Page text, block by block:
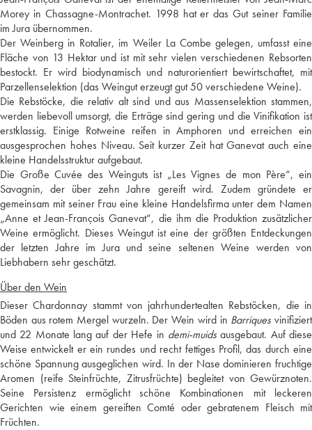
Morey in Chassagne-Montrachet. 1998 hat er das Gut seiner Familie
im Jura übernommen.
Der Weinberg in Rotalier, im Weiler La Combe gelegen, umfasst eine
Fläche von 13 Hektar und ist mit sehr vielen verschiedenen Rebsorten
bestockt. Er wird biodynamisch und naturorientiert bewirtschaftet, mit
Parzellenselektion (das Weingut erzeugt gut 50 verschiedene Weine).
Die Rebstöcke, die relativ alt sind und aus Massenselektion stammen,
werden liebevoll umsorgt, die Erträge sind gering und die Vinifikation ist
erstklassig. Einige Rotweine reifen in Amphoren und erreichen ein
ausgesprochen hohes Niveau. Seit kurzer Zeit hat Ganevat auch eine
kleine Handelsstruktur aufgebaut.
Die Große Cuvée des Weinguts ist „Les Vignes de mon Père“, ein
Savagnin, der über zehn Jahre gereift wird. Zudem gründete er
gemeinsam mit seiner Frau eine kleine Handelsfirma unter dem Namen
„Anne et Jean-François Ganevat“, die ihm die Produktion zusätzlicher
Weine ermöglicht. Dieses Weingut ist eine der größten Entdeckungen
der letzten Jahre im Jura und seine seltenen Weine werden von
Liebhabern sehr geschätzt.
Über den Wein
Dieser Chardonnay stammt von jahrhundertealten Rebstöcken, die in
Böden aus rotem Mergel wurzeln. Der Wein wird in Barriques vinifiziert
und 22 Monate lang auf der Hefe in demi-muidsausgebaut. Auf diese
Weise entwickelt er ein rundes und recht fettiges Profil, das durch eine
schöne Spannung ausgeglichen wird. In der Nase dominieren fruchtige
Aromen (reife Steinfrüchte, Zitrusfrüchte) begleitet von Gewürznoten.
Seine Persistenz ermöglicht schöne Kombinationen mit leckeren
Gerichten wie einem gereiften Comté oder gebratenem Fleisch mit
Früchten.